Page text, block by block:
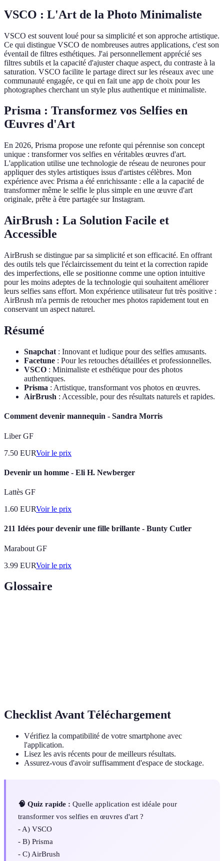
VSCO : L'Art de la Photo Minimaliste
VSCO est souvent loué pour sa simplicité et son approche artistique.
Ce qui distingue VSCO de nombreuses autres applications, c'est son
éventail de filtres esthétiques. J'ai personnellement apprécié ses
filtres subtils et la capacité d'ajuster chaque aspect, du contraste à la
saturation. VSCO facilite le partage direct sur les réseaux avec une
communauté engagée, ce qui en fait une app de choix pour les
photographes cherchant un style plus authentique et minimaliste.
Prisma : Transformez vos Selfies en
Œuvres d'Art
En 2026, Prisma propose une refonte qui pérennise son concept
unique : transformer vos selfies en véritables œuvres d'art.
L'application utilise une technologie de réseau de neurones pour
appliquer des styles artistiques issus d'artistes célèbres. Mon
expérience avec Prisma a été enrichissante : elle a la capacité de
transformer même le selfie le plus simple en une œuvre d'art
originale, prête à être partagée sur Instagram.
AirBrush : La Solution Facile et
Accessible
AirBrush se distingue par sa simplicité et son efficacité. En offrant
des outils tels que l'éclaircissement du teint et la correction rapide
des imperfections, elle se positionne comme une option intuitive
pour les moins adeptes de la technologie qui souhaitent améliorer
leurs selfies sans effort. Mon expérience utilisateur fut très positive :
AirBrush m'a permis de retoucher mes photos rapidement tout en
conservant un aspect naturel.
Résumé
Snapchat : Innovant et ludique pour des selfies amusants.
Facetune : Pour les retouches détaillées et professionnelles.
VSCO : Minimaliste et esthétique pour des photos
authentiques.
Prisma : Artistique, transformant vos photos en œuvres.
AirBrush : Accessible, pour des résultats naturels et rapides.
Comment devenir mannequin - Sandra Morris
Liber GF
7.50 EURVoir le prix
Devenir un homme - Eli H. Newberger
Lattès GF
1.60 EURVoir le prix
211 Idées pour devenir une fille brillante - Bunty Cutler
Marabout GF
3.99 EURVoir le prix
Glossaire
Checklist Avant Téléchargement
Vérifiez la compatibilité de votre smartphone avec
l'application.
Lisez les avis récents pour de meilleurs résultats.
Assurez-vous d'avoir suffisamment d'espace de stockage.
🧠 Quiz rapide : Quelle application est idéale pour
transformer vos selfies en œuvres d'art ?
- A) VSCO
- B) Prisma
- C) AirBrush